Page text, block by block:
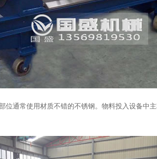
通常使用材质不错的不锈钢。物料投入设备中